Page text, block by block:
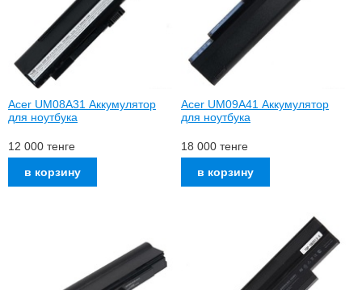
Acer UM08A31 Аккумулятор
для ноутбука
12 000 тенге
Acer UM09A41 Аккумулятор
для ноутбука
18 000 тенге